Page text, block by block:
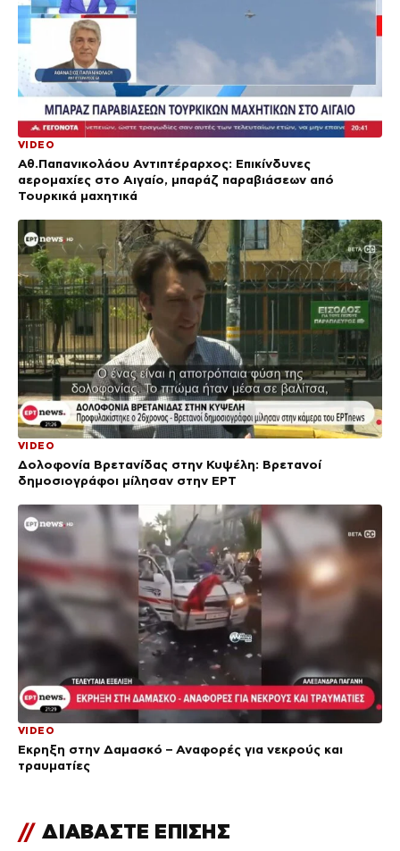
VIDEO
Αθ.Παπανικολάου Αντιπτέραρχος: Επικίνδυνες
αερομαχίες στο Αιγαίο, μπαράζ παραβιάσεων από
Τουρκικά μαχητικά
VIDEO
Δολοφονία Βρετανίδας στην Κυψέλη: Bρετανοί
δημοσιογράφοι μίλησαν στην ΕΡΤ
VIDEO
Έκρηξη στην Δαμασκό – Αναφορές για νεκρούς και
τραυματίες
// ΔΙΑΒΑΣΤΕ ΕΠΙΣΗΣ